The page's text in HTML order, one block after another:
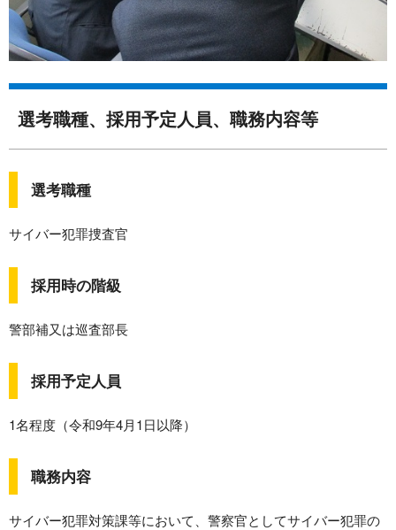
選考職種、採用予定人員、職務内容等
選考職種
サイバー犯罪捜査官
採用時の階級
警部補又は巡査部長
採用予定人員
1名程度（令和9年4月1日以降）
職務内容
サイバー犯罪対策課等において、警察官としてサイバー犯罪の